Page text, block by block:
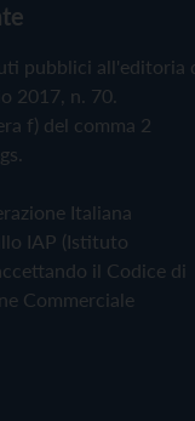
pubblici all'editoria
2017, n. 70.
f) del comma 2
Italiana
IAP (Istituto
il Codice di
Commerciale